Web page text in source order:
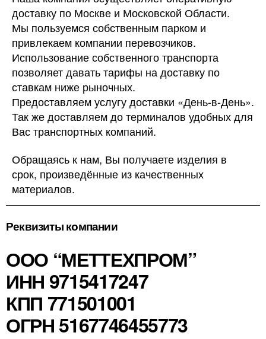
доставку по Москве и Московской Области.
Мы пользуемся собственным парком и
привлекаем компании перевозчиков.
Использование собственного транспорта
позволяет давать тарифы на доставку по
ставкам ниже рыночных.
Предоставляем услугу доставки «День-в-День».
Так же доставляем до терминалов удобных для
Вас транспортных компаний.
Обращаясь к нам, Вы получаете изделия в
срок, произведённые из качественных
материалов.
Реквизиты компании
ООО “МЕТТЕХПРОМ”
ИНН 9715417247
КПП 771501001
ОГРН 5167746455773